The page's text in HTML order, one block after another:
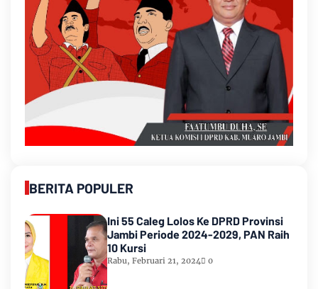
BERITA POPULER
Ini 55 Caleg Lolos Ke DPRD Provinsi
Jambi Periode 2024-2029, PAN Raih
10 Kursi
Rabu, Februari 21, 2024 0